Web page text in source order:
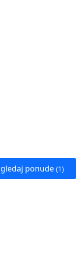
ponude (1)